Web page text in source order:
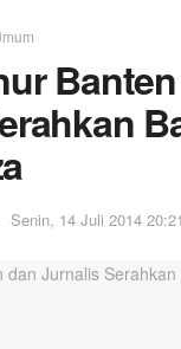
Senin, 14 Juli 2014 20:21